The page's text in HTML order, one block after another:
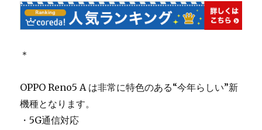
＊
OPPO Reno5 A は非常に特色のある“今年らしい”新
機種となります。
・5G通信対応